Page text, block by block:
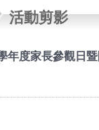
活動剪影
年度家長參觀日